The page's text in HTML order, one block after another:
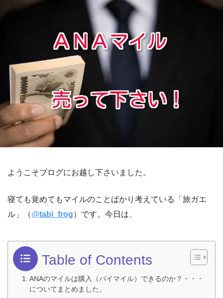
ようこそブログにお越し下さいました。
寝ても覚めてもマイルのことばかり考えている「旅ガエ
ル」（@tabi_frog）です。今日は、
Table of Contents
ANAのマイルは購入（バイマイル）できるのか？・・・
についてまとめました。